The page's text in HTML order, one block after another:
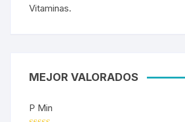
Vitaminas.
MEJOR VALORADOS
P Min